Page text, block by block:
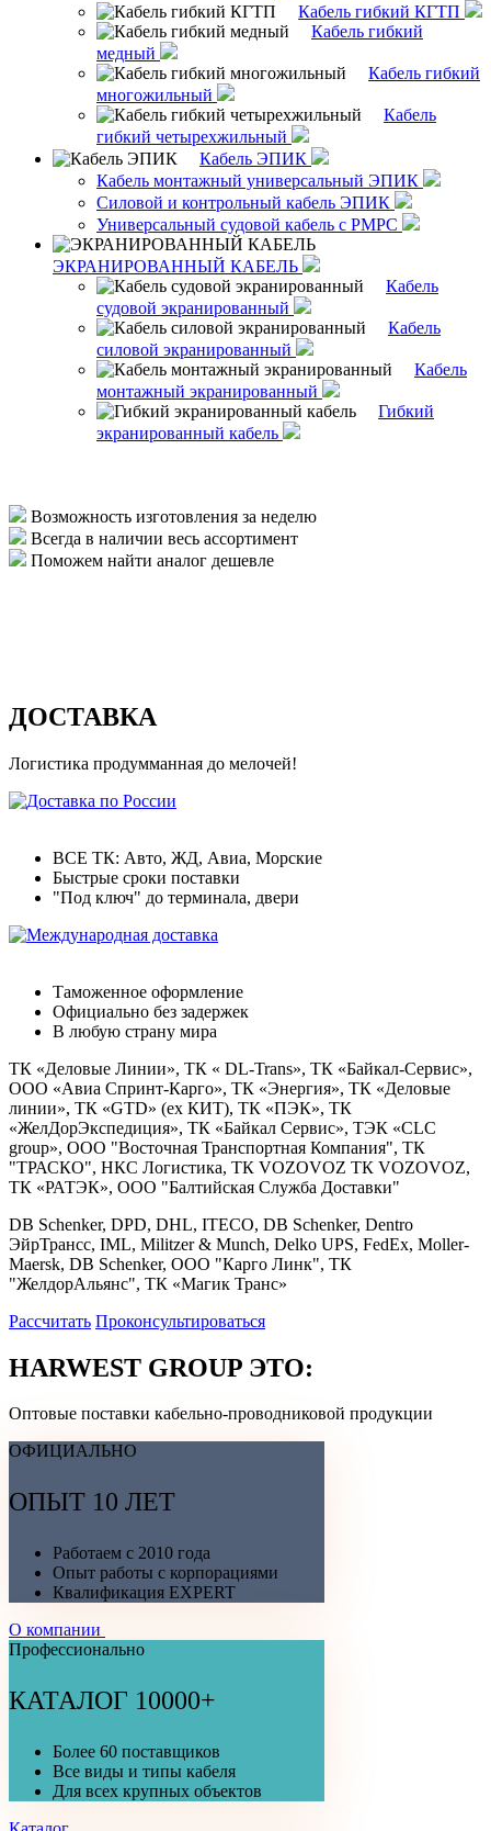
Кабель гибкий КГТП
Кабель гибкий
медный
Кабель гибкий
многожильный
Кабель
гибкий четырехжильный
Кабель ЭПИК
Кабель монтажный универсальный ЭПИК
Силовой и контрольный кабель ЭПИК
Универсальный судовой кабель с РМРС
ЭКРАНИРОВАННЫЙ КАБЕЛЬ
Кабель
судовой экранированный
Кабель
силовой экранированный
Кабель
монтажный экранированный
Гибкий
экранированный кабель
Возможность изготовления за неделю
Всегда в наличии весь ассортимент
Поможем найти аналог дешевле
ДОСТАВКА
Логистика продумманная до мелочей!
ВСЕ ТК: Авто, ЖД, Авиа, Морские
Быстрые сроки поставки
"Под ключ" до терминала, двери
Таможенное оформление
Официально без задержек
В любую страну мира
ТК «Деловые Линии», ТК « DL-Trans», ТК «Байкал-Сервис»,
ООО «Авиа Спринт-Карго», ТК «Энергия», ТК «Деловые
линии», ТК «GTD» (ex КИТ), ТК «ПЭК», ТК
«ЖелДорЭкспедиция», ТК «Байкал Сервис», ТЭК «CLC
group», OOO "Восточная Транспортная Компания", ТК
"ТРАСКО", НКС Логистика, ТК VOZOVOZ ТК VOZOVOZ,
ТК «РАТЭК», ООО "Балтийская Служба Доставки"
DB Schenker, DPD, DHL, ITECO, DB Schenker, Dentro
ЭйрТрансс, IML, Militzer & Munch, Delko UPS, FedEx, Moller-
Maersk, DB Schenker, ООО "Карго Линк", ТК
"ЖелдорАльянс", ТК «Магик Транс»
Рассчитать Проконсультироваться
HARWEST GROUP ЭТО:
Оптовые поставки кабельно-проводниковой продукции
ОФИЦИАЛЬНО
ОПЫТ 10 ЛЕТ
Работаем с 2010 года
Опыт работы с корпорациями
Квалификация EXPERT
О компании
Профессионально
КАТАЛОГ 10000+
Более 60 поставщиков
Все виды и типы кабеля
Для всех крупных объектов